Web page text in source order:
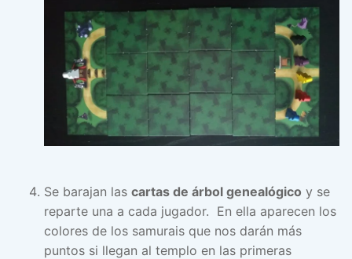
Se barajan las cartas de árbol genealógico y se
reparte una a cada jugador. En ella aparecen los
colores de los samurais que nos darán más
puntos si llegan al templo en las primeras